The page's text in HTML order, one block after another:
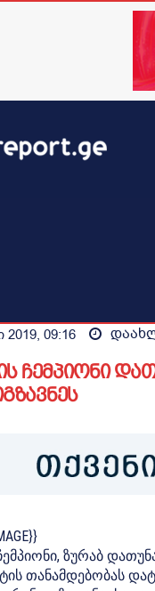
2019, 09:16
ჩემპიონი
ზურაბ
თანამდებობას